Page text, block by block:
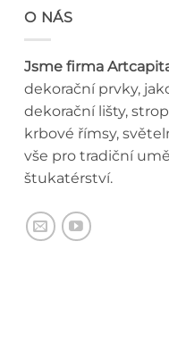
O NÁS
Jsme firma
dekorační prvky,
dekorační lišty,
krbové římsy,
vše pro tradiční
štukatérství.